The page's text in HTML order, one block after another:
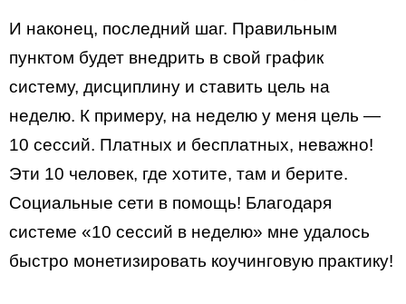
И наконец, последний шаг. Правильным
пунктом будет внедрить в свой график
систему, дисциплину и ставить цель на
неделю. К примеру, на неделю у меня цель —
10 сессий. Платных и бесплатных, неважно!
Эти 10 человек, где хотите, там и берите.
Социальные сети в помощь! Благодаря
системе «10 сессий в неделю» мне удалось
быстро монетизировать коучинговую практику!